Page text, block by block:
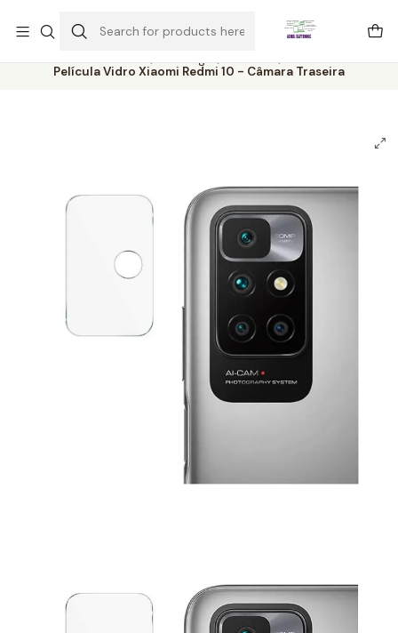
Home Catálogo
Películas
Película Vidro Xiaomi Redmi 10 - Câmara Traseira